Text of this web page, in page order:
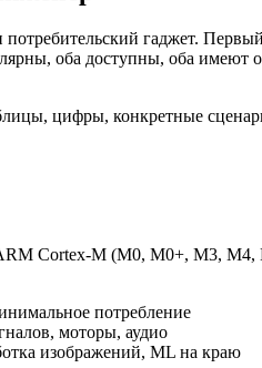
гаджет.
оба доступны, оба
цифры, конкретные
Cortex-M (M0, M0+, M3, M4,
потребление
моторы, аудио
изображений, ML на краю